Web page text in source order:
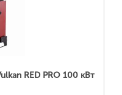
RED PRO 100 кВт